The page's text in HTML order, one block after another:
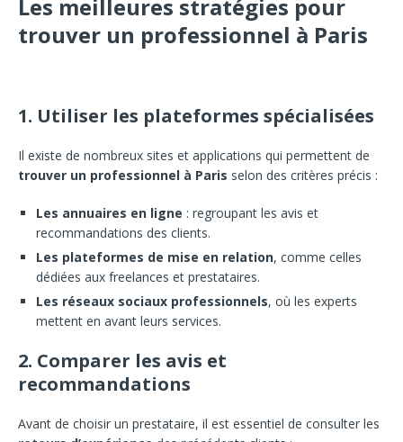
Les meilleures stratégies pour
trouver un professionnel à Paris
1. Utiliser les plateformes spécialisées
Il existe de nombreux sites et applications qui permettent de
trouver un professionnel à Paris selon des critères précis :
Les annuaires en ligne : regroupant les avis et
recommandations des clients.
Les plateformes de mise en relation, comme celles
dédiées aux freelances et prestataires.
Les réseaux sociaux professionnels, où les experts
mettent en avant leurs services.
2. Comparer les avis et
recommandations
Avant de choisir un prestataire, il est essentiel de consulter les